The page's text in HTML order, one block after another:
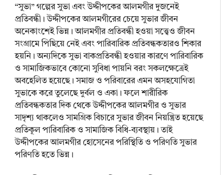
“সুভা” গল্পের সুভা এবং উদ্দীপকের আলমগীর দুজনেই
প্রতিবন্ধী। উদ্দীপকের আলমগীরের চেয়ে সুভার জীবন
অনেকাংশেই ভিন্ন। আলমগীর প্রতিবন্ধী হওয়া সত্ত্বেও জীবন
সংগ্রামে পিছিয়ে নেই এবং পারিবারিক প্রতিবন্ধকতারও শিকার
হয়নি। অন্যদিকে সুভা বাকপ্রতিবন্ধী হওয়ার কারণে পারিবারিক
ও সামাজিকভাবে কোনো সুবিধা পায়নি বরং সকলক্ষেত্রেই
অবহেলিত হয়েছে। সমাজ ও পরিবারের এমন অসহযোগিতা
সুভাকে করে তুলেছে দুর্বল ও একা। ফলে শারীরিক
প্রতিবন্ধকতার দিক থেকে উদ্দীপকের আলমগীর ও সুভার
সাদৃশ্য থাকলেও সামগ্রিক বিচারে সুভার জীবন নিয়ন্ত্রিত হয়েছে
প্রতিকূল পারিবারিক ও সামাজিক বিধি-ব্যবস্থায়। তাই
উদ্দীপকের আলমগীর হোসেনের পরিস্থিতি ও পরিণতি সুভার
পরিণতি হতে ভিন্ন।